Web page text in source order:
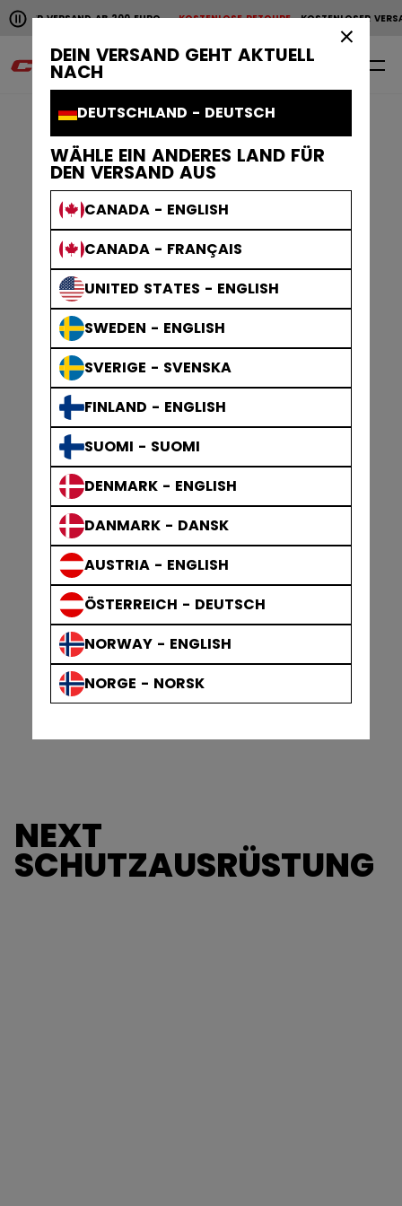
DEIN VERSAND GEHT AKTUELL
NACH
DEUTSCHLAND - DEUTSCH
WÄHLE EIN ANDERES LAND FÜR
DEN VERSAND AUS
CANADA - ENGLISH
CANADA - FRANÇAIS
UNITED STATES - ENGLISH
SWEDEN - ENGLISH
SVERIGE - SVENSKA
FINLAND - ENGLISH
SUOMI - SUOMI
DENMARK - ENGLISH
DANMARK - DANSK
AUSTRIA - ENGLISH
ÖSTERREICH - DEUTSCH
NORWAY - ENGLISH
NORGE - NORSK
Horizontale Bildlaufanimation anhalten.
VERSAND AB 200 EUROKOSTENLOSE RETOURE KOSTENLOSER
KOSTENLOSER VERSAND AB 200 EURO KOSTENLOSE
0
NEXT
SCHUTZAUSRÜSTUNG